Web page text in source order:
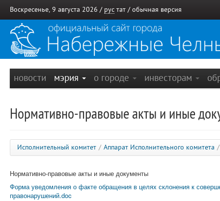
Воскресенье, 9 августа 2026 / рус тат / обычная версия
новости мэрия о городе инвесторам
Нормативно-правовые акты и иные
Исполнительный комитет / Аппарат Исполнительного комитета /
Нормативно-правовые акты и иные документы
Форма уведомления о факте обращения в целях склонения к
правонарушений.doc